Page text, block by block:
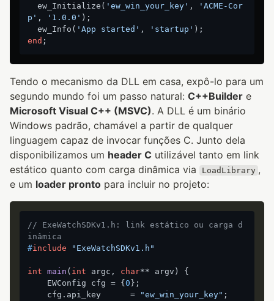
  ew_Initialize(
'ew_win_your_key' ,
'ACME-Cor
p' , '1.0.0' );
  ew_Info(
'App started' , 'startup'
end
Tendo o mecanismo da DLL em casa, expô-lo para um
segundo mundo foi um passo natural: C++Builder e
Microsoft Visual C++ (MSVC). A DLL é um binário
Windows padrão, chamável a partir de qualquer
linguagem capaz de invocar funções C. Junto dela
disponibilizamos um header C utilizável tanto em link
estático quanto com carga dinâmica via
LoadLibrary ,
e um loader pronto para incluir no projeto:
// ExeWatchSDKv1.h: link estático ou carga d
inâmica
#include "ExeWatchSDKv1.h"
int main ( int argc, char** argv)
{
    EWConfig cfg = {
0 };
    cfg.api_key      =
"ew_win_your_key" ;